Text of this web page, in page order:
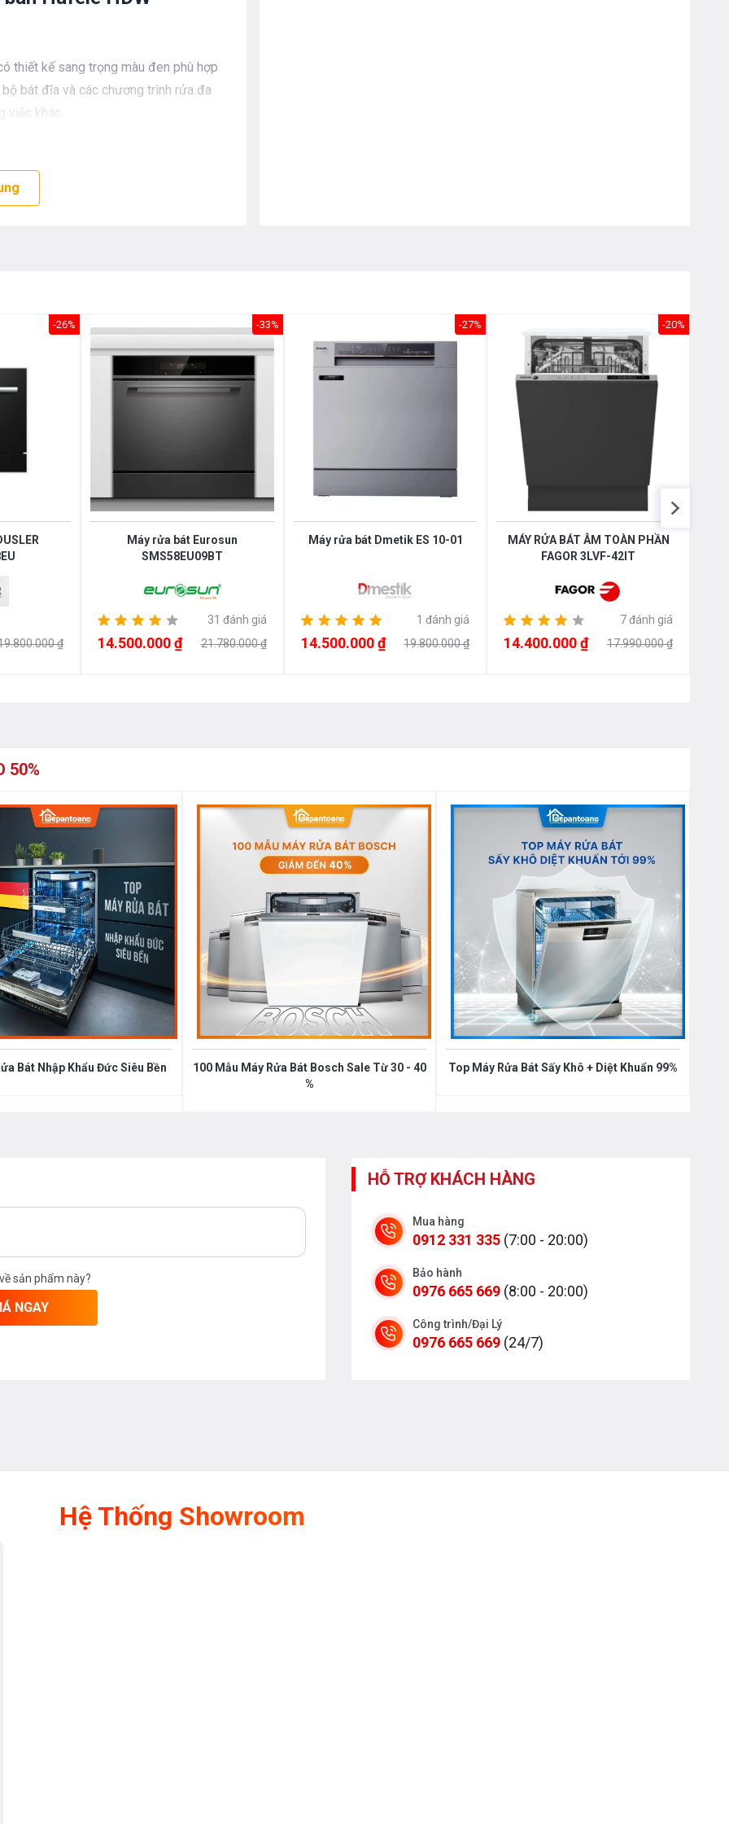
thiết kế sang trọng màu đen phù hợp
bát đĩa và các chương trình rửa đa
việc khác.
rửa đa dạng ở bảng điều khiển để
dùng quạt sấy khí nóng hiệu suất cao,
-26%
₫
-33%
Máy rửa bát Eurosun
SMS58EU09BT
31 đánh giá
14.500.000 ₫ 21.780.000 ₫
-27%
Máy rửa bát Dmetik ES 10-01
1 đánh giá
14.500.000 ₫ 19.800.000 ₫
-20%
MÁY RỬA BÁT ÂM TOÀN PHẦN
FAGOR 3LVF-42IT
7 đánh giá
14.400.000 ₫ 17.990.000 ₫
50%
Bát Nhập Khẩu Đức Siêu Bền
100 Mẫu Máy Rửa Bát Bosch Sale Từ 30 - 40
%
Top Máy Rửa Bát Sấy Khô + Diệt Khuẩn 99%
sản phẩm này?
NGAY
HỖ TRỢ KHÁCH HÀNG
Mua hàng
0912 331 335 (7:00 - 20:00)
Bảo hành
0976 665 669 (8:00 - 20:00)
Công trình/Đại Lý
0976 665 669 (24/7)
Hệ Thống Showroom